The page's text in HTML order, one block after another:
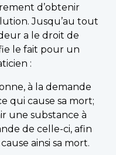
d’obtenir
Jusqu’au tout
a le droit de
le fait pour un
:
à la demande
qui cause sa mort;
une substance à
de celle-ci, afin
ainsi sa mort.